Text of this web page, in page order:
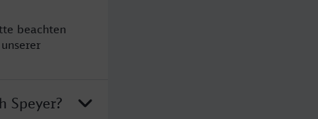
beachten
Speyer?